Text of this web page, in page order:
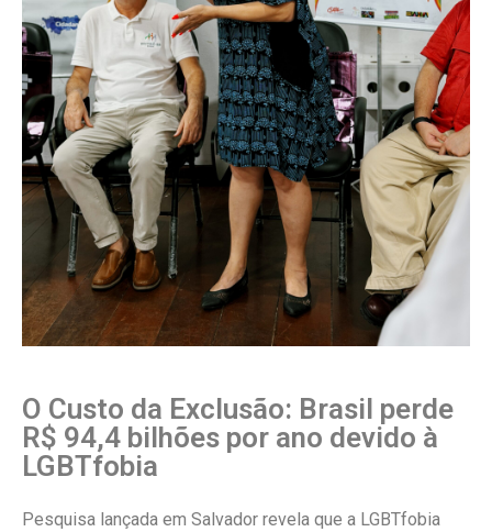
O Custo da Exclusão: Brasil perde
R$ 94,4 bilhões por ano devido à
LGBTfobia
Pesquisa lançada em Salvador revela que a LGBTfobia